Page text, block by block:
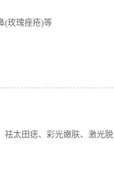
(玫瑰痤疮)等
祛太田痣、彩光嫩肤、激光脱